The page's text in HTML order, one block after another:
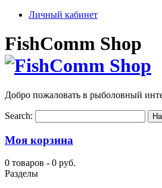
Личный кабинет
FishComm Shop
Добро пожаловать в рыболовный
Search:
Моя корзина
0 товаров - 0 руб.
Разделы